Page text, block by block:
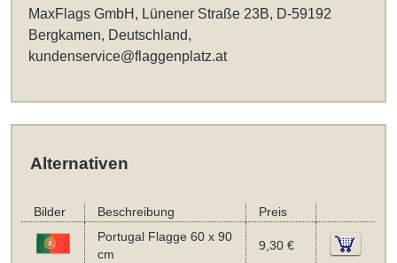
MaxFlags GmbH, Lünener Straße 23B, D-59192
Bergkamen, Deutschland,
kundenservice@flaggenplatz.at
Alternativen
Bilder Beschreibung
Preis
Portugal Flagge 60 x 90
cm
9,30 €